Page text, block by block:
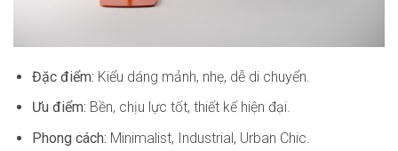
Đặc điểm: Kiểu dáng mảnh, nhẹ, dễ di chuyển.
Ưu điểm: Bền, chịu lực tốt, thiết kế hiện đại.
Phong cách: Minimalist, Industrial, Urban Chic.